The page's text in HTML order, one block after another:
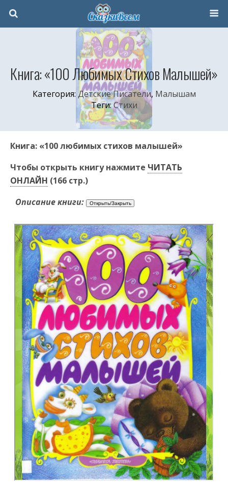
Книга: «100 Любимых Стихов Малышей»
Категория: Детские Писатели, Малышам
Теги:Стихи
Книга: «100 любимых стихов малышей»
Чтобы открыть книгу нажмите ЧИТАТЬ
ОНЛАЙН (166 стр.)
Описание книги: